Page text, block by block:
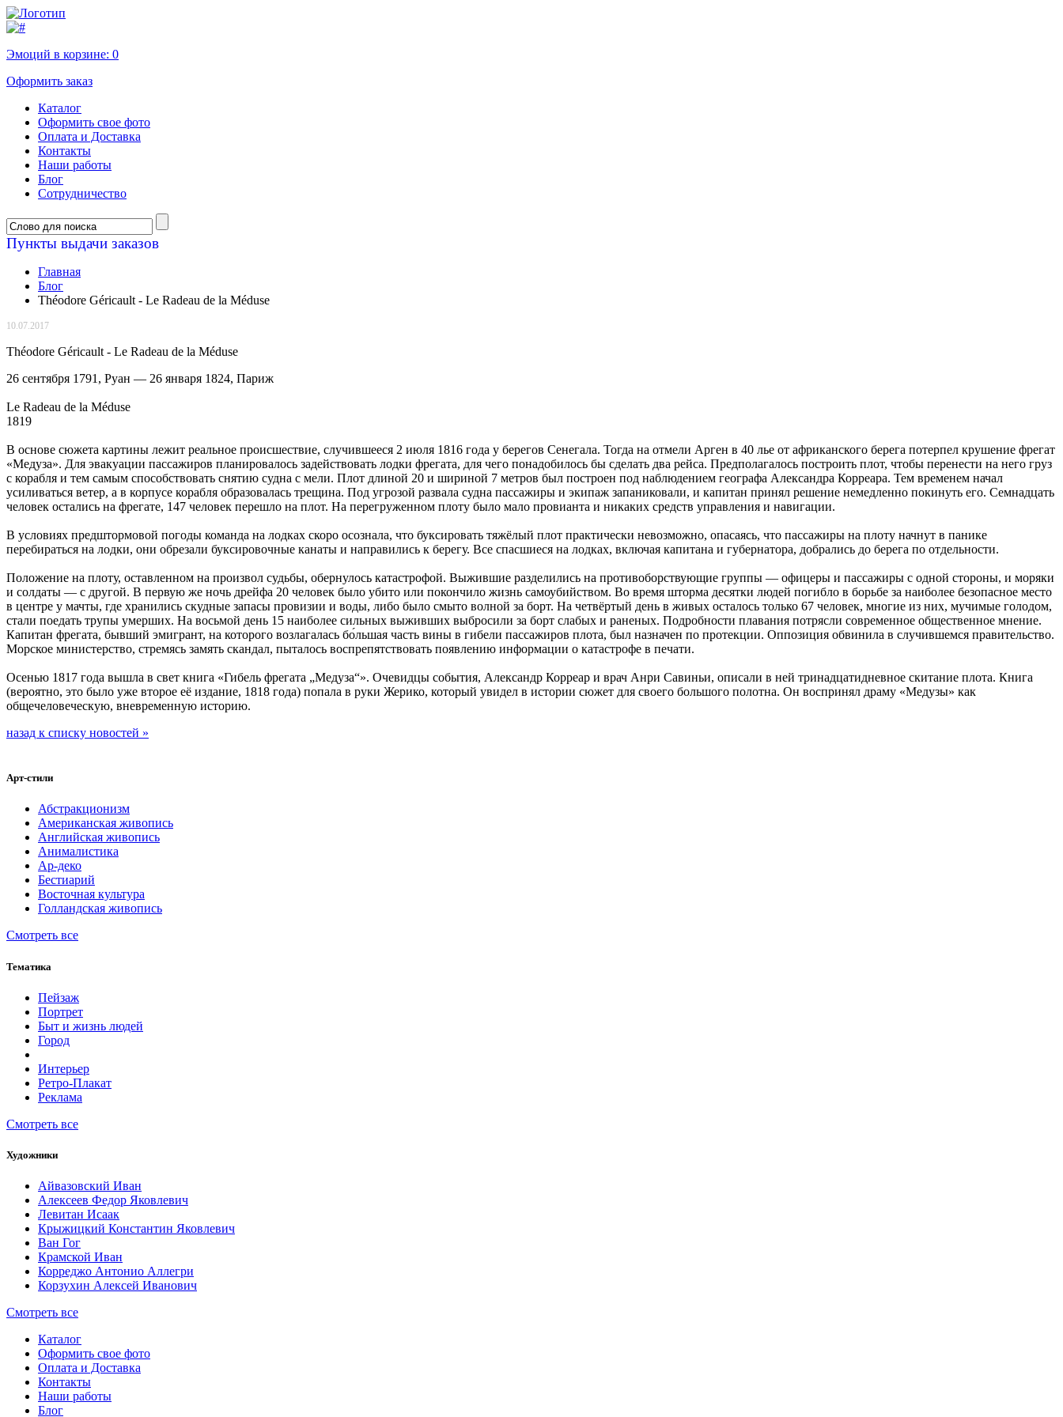
Эмоций в корзине: 0
Оформить заказ
Каталог
Оформить свое фото
Оплата и Доставка
Контакты
Наши работы
Блог
Сотрудничество
Пункты выдачи заказов
Главная
Блог
Théodore Géricault - Le Radeau de la Méduse
10.07.2017
Théodore Géricault - Le Radeau de la Méduse
26 сентября 1791, Руан — 26 января 1824, Париж
Le Radeau de la Méduse
1819
В основе сюжета картины лежит реальное происшествие, случившееся 2 июля 1816 года у берегов Сенегала. Тогда на отмели Арген в 40 лье от африканского берега потерпел крушение фрегат
«Медуза». Для эвакуации пассажиров планировалось задействовать лодки фрегата, для чего понадобилось бы сделать два рейса. Предполагалось построить плот, чтобы перенести на него груз
с корабля и тем самым способствовать снятию судна с мели. Плот длиной 20 и шириной 7 метров был построен под наблюдением географа Александра Корреара. Тем временем начал
усиливаться ветер, а в корпусе корабля образовалась трещина. Под угрозой развала судна пассажиры и экипаж запаниковали, и капитан принял решение немедленно покинуть его. Семнадцать
человек остались на фрегате, 147 человек перешло на плот. На перегруженном плоту было мало провианта и никаких средств управления и навигации.
В условиях предштормовой погоды команда на лодках скоро осознала, что буксировать тяжёлый плот практически невозможно, опасаясь, что пассажиры на плоту начнут в панике
перебираться на лодки, они обрезали буксировочные канаты и направились к берегу. Все спасшиеся на лодках, включая капитана и губернатора, добрались до берега по отдельности.
Положение на плоту, оставленном на произвол судьбы, обернулось катастрофой. Выжившие разделились на противоборствующие группы — офицеры и пассажиры с одной стороны, и моряки
и солдаты — с другой. В первую же ночь дрейфа 20 человек было убито или покончило жизнь самоубийством. Во время шторма десятки людей погибло в борьбе за наиболее безопасное место
в центре у мачты, где хранились скудные запасы провизии и воды, либо было смыто волной за борт. На четвёртый день в живых осталось только 67 человек, многие из них, мучимые голодом,
стали поедать трупы умерших. На восьмой день 15 наиболее сильных выживших выбросили за борт слабых и раненых. Подробности плавания потрясли современное общественное мнение.
Капитан фрегата, бывший эмигрант, на которого возлагалась бо́льшая часть вины в гибели пассажиров плота, был назначен по протекции. Оппозиция обвинила в случившемся правительство.
Морское министерство, стремясь замять скандал, пыталось воспрепятствовать появлению информации о катастрофе в печати.
Осенью 1817 года вышла в свет книга «Гибель фрегата „Медуза“». Очевидцы события, Александр Корреар и врач Анри Савиньи, описали в ней тринадцатидневное скитание плота. Книга
(вероятно, это было уже второе её издание, 1818 года) попала в руки Жерико, который увидел в истории сюжет для своего большого полотна. Он воспринял драму «Медузы» как
общечеловеческую, вневременную историю.
назад к списку новостей »
Арт-стили
Абстракционизм
Американская живопись
Английская живопись
Анималистика
Ар-деко
Бестиарий
Восточная культура
Голландская живопись
Смотреть все
Тематика
Пейзаж
Портрет
Быт и жизнь людей
Город
Интерьер
Ретро-Плакат
Реклама
Смотреть все
Художники
Айвазовский Иван
Алексеев Федор Яковлевич
Левитан Исаак
Крыжицкий Константин Яковлевич
Ван Гог
Крамской Иван
Корреджо Антонио Аллегри
Корзухин Алексей Иванович
Смотреть все
Каталог
Оформить свое фото
Оплата и Доставка
Контакты
Наши работы
Блог